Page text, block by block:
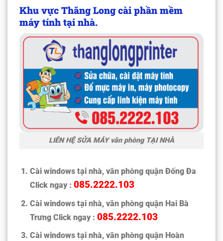
Khu vực Thăng Long cài phần mềm
máy tính tại nhà.
LIÊN HỆ SỬA MÁY văn phòng TẠI NHÀ
Cài windows tại nhà, văn phòng quận Đống Đa
Click ngay : 085.2222.103
Cài windows tại nhà, văn phòng quận Hai Bà
Trưng Click ngay : 085.2222.103
Cài windows tại nhà, văn phòng quận Hoàn